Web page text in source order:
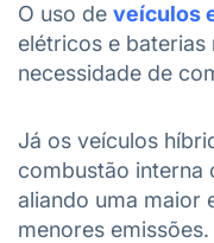
O uso de veículos
elétricos e baterias
necessidade de
Já os veículos
combustão interna
aliando uma maior
menores emissões.